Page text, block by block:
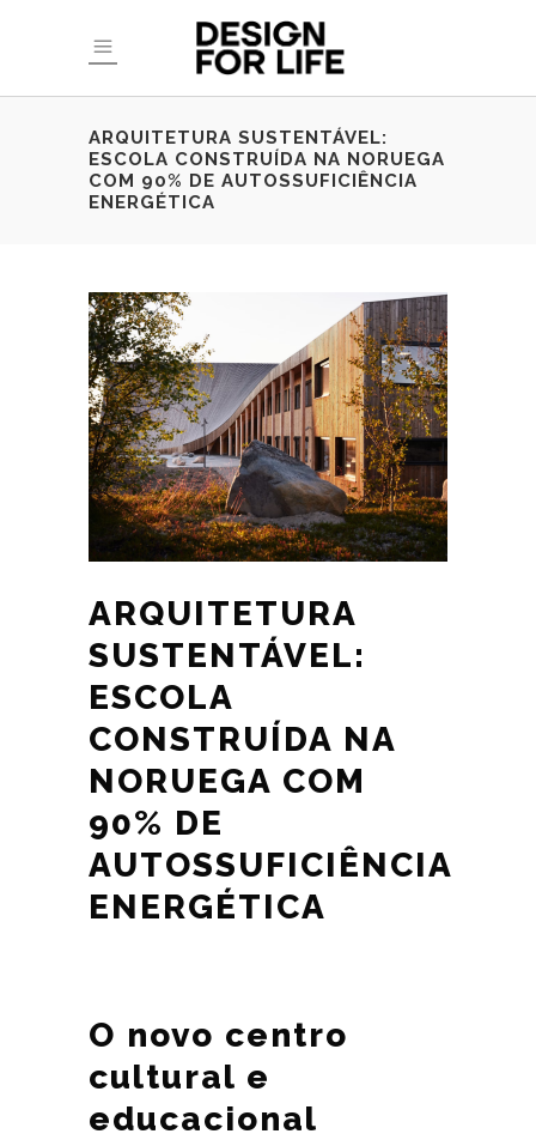
ARQUITETURA SUSTENTÁVEL:
ESCOLA CONSTRUÍDA NA NORUEGA
COM 90% DE AUTOSSUFICIÊNCIA
ENERGÉTICA
ARQUITETURA
SUSTENTÁVEL:
ESCOLA
CONSTRUÍDA NA
NORUEGA COM
90% DE
AUTOSSUFICIÊNCIA
ENERGÉTICA
O novo centro
cultural e
educacional